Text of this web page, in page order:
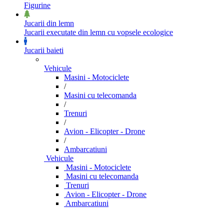
Figurine
Jucarii din lemn
Jucarii executate din lemn cu vopsele ecologice
Jucarii baieti
Vehicule
Masini - Motociclete
/
Masini cu telecomanda
/
Trenuri
/
Avion - Elicopter - Drone
/
Ambarcatiuni
Vehicule
Masini - Motociclete
Masini cu telecomanda
Trenuri
Avion - Elicopter - Drone
Ambarcatiuni